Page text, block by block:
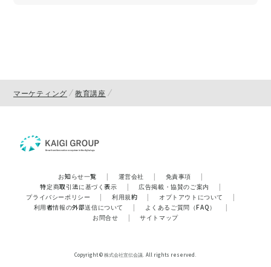
マーケティング 教育講座
お知らせ一覧 | 運営会社 | 免責事項
|
特定商取引法に基づく表示
| 広告掲載・協賛のご案内
|
プライバシーポリシー
| 利用規約 | オプトアウトについて
|
利用者情報の外部送信について
| よくあるご質問（FAQ）
|
お問合せ
| サイトマップ
Copyright © 株式会社宣伝会議. All rights reserved.